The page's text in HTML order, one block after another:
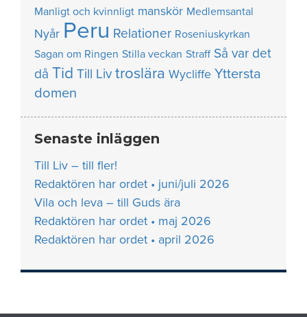
Manligt och kvinnligt manskör Medlemsantal
Nyår Peru Relationer Roseniuskyrkan
Sagan om Ringen Stilla veckan Straff Så var det
då Tid Till Liv troslära Wycliffe Yttersta
domen
Senaste inläggen
Till Liv – till fler!
Redaktören har ordet • juni/juli 2026
Vila och leva – till Guds ära
Redaktören har ordet • maj 2026
Redaktören har ordet • april 2026